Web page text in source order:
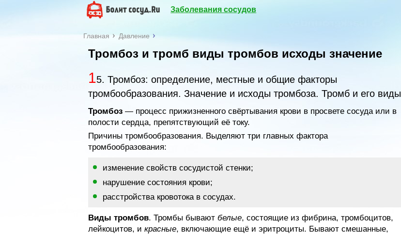
Заболевания сосудов
Главная Давление
Тромбоз и тромб виды тромбов исходы значение
15. Тромбоз: определение, местные и общие факторы
тромбообразования. Значение и исходы тромбоза. Тромб и его виды
Тромбоз — процесс прижизненного свёртывания крови в просвете сосуда или в
полости сердца, препятствующий её току.
Причины тромбообразования. Выделяют три главных фактора
тромбообразования:
изменение свойств сосудистой стенки;
нарушение состояния крови;
расстройства кровотока в сосудах.
Виды тромбов. Тромбы бывают белые, состоящие из фибрина, тромбоцитов,
лейкоцитов, и красные, включающие ещё и эритроциты. Бывают смешанные,